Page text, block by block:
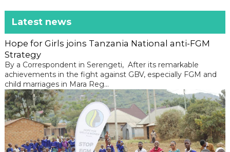
Latest news
Hope for Girls joins Tanzania National anti-FGM
Strategy
By a Correspondent in Serengeti, After its remarkable
achievements in the fight against GBV, especially FGM and
child marriages in Mara Reg...